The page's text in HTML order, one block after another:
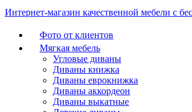
Интернет-магазин качественной мебели с
Фото от клиентов
Мягкая мебель
Угловые диваны
Диваны книжка
Диваны еврокнижка
Диваны аккордеон
Диваны выкатные